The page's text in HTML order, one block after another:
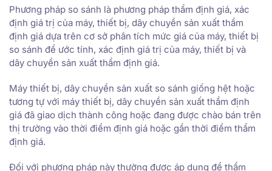
Phương pháp so sánh là phương pháp thẩm định giá, xác
định giá trị của máy, thiết bị, dây chuyền sản xuất thẩm
định giá dựa trên cơ sở phân tích mức giá của máy, thiết bị
so sánh để ước tính, xác định giá trị của máy, thiết bị và
dây chuyền sản xuất thẩm định giá.
Máy thiết bị, dây chuyền sản xuất so sánh giống hệt hoặc
tương tự với máy thiết bị, dây chuyền sản xuất thẩm định
giá đã giao dịch thành công hoặc đang được chào bán trên
thị trường vào thời điểm định giá hoặc gần thời điểm thẩm
định giá.
Đối với phương pháp này thường được áp dụng để thẩm